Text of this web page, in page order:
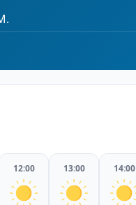
12:00 13:00 14:00